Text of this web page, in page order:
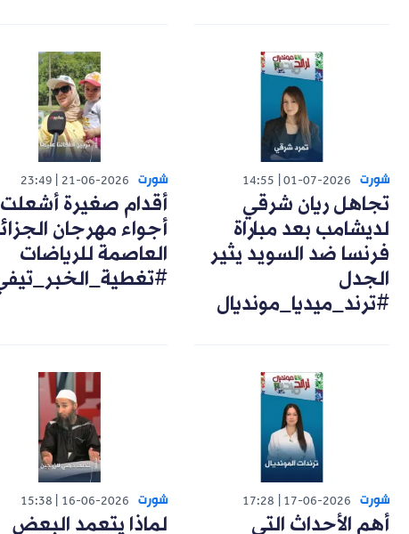
شورت 01-07-2026
14:55
تجاهل ريان شرقي
لديشامب بعد مباراة
فرنسا ضد السويد يثير
الجدل
#ترند_ميديا_مونديال
شورت 21-06-2026
23:49
أقدام صغيرة أشعلت
أجواء مهرجان
العاصمة للرياضات
شورت 17-06-2026
17:28
أهم الأحداث التي
شورت 16-06-2026
15:38
لماذا يتعمد البعض